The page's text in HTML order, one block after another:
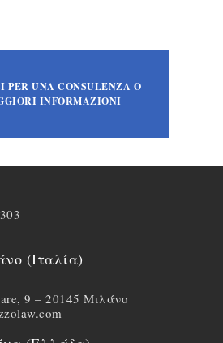
PER UNA CONSULENZA O
INFORMAZIONI
(Ιταλία)
9 – 20145 Μιλάνο